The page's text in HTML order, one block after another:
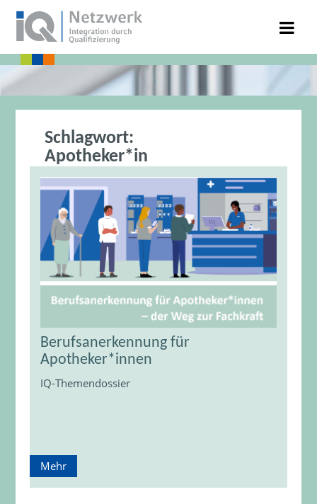
Schlagwort:
Apotheker*in
Berufsanerkennung für
Apotheker*innen
IQ-Themendossier
Mehr